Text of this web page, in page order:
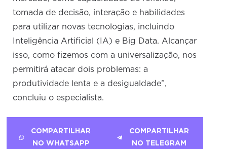
tomada de decisão, interação e habilidades
para utilizar novas tecnologias, incluindo
Inteligência Artificial (IA) e Big Data. Alcançar
isso, como fizemos com a universalização, nos
permitirá atacar dois problemas: a
produtividade lenta e a desigualdade”,
concluiu o especialista.
COMPARTILHAR
NO WHATSAPP
COMPARTILHAR
NO TELEGRAM